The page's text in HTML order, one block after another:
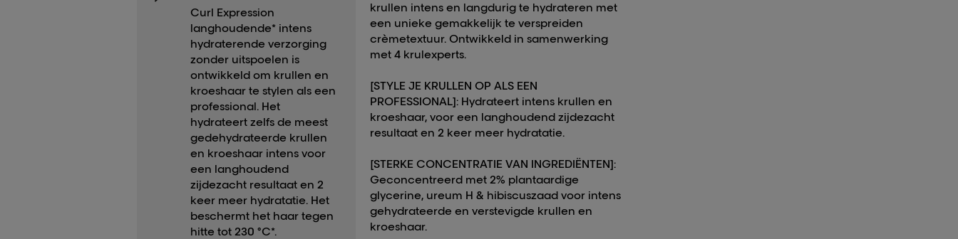
Curl Expression
langhoudende* intens
hydraterende verzorging
zonder uitspoelen is
ontwikkeld om krullen en
kroeshaar te stylen als een
professional. Het
hydrateert zelfs de meest
gedehydrateerde krullen
en kroeshaar intens voor
een langhoudend
zijdezacht resultaat en 2
keer meer hydratatie. Het
beschermt het haar tegen
hitte tot 230 °C*.
krullen intens en langdurig te hydrateren met
een unieke gemakkelijk te verspreiden
crèmetextuur. Ontwikkeld in samenwerking
met 4 krulexperts.
[STYLE JE KRULLEN OP ALS EEN
PROFESSIONAL]: Hydrateert intens krullen en
kroeshaar, voor een langhoudend zijdezacht
resultaat en 2 keer meer hydratatie.
[STERKE CONCENTRATIE VAN INGREDIËNTEN]:
Geconcentreerd met 2% plantaardige
glycerine, ureum H & hibiscuszaad voor intens
gehydrateerde en verstevigde krullen en
kroeshaar.